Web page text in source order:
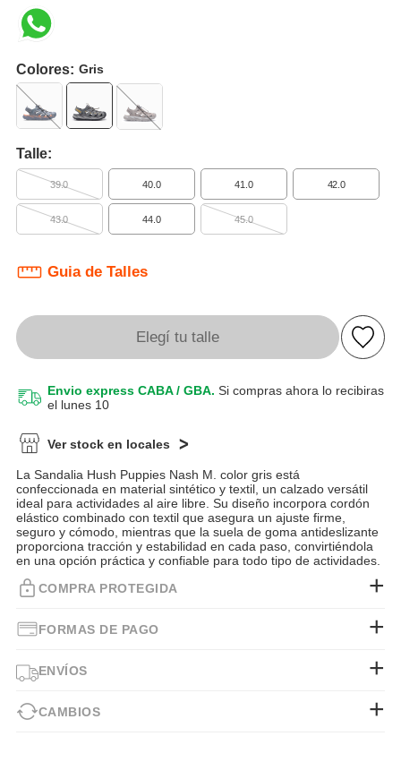
Colores: Gris
Talle:
39.0 40.0 41.0 42.0
43.0 44.0 45.0
Guia de Talles
Elegí tu talle
Envio express CABA / GBA. Si compras ahora lo recibiras
el lunes 10
Ver stock en locales
La Sandalia Hush Puppies Nash M. color gris está
confeccionada en material sintético y textil, un calzado versátil
ideal para actividades al aire libre. Su diseño incorpora cordón
elástico combinado con textil que asegura un ajuste firme,
seguro y cómodo, mientras que la suela de goma antideslizante
proporciona tracción y estabilidad en cada paso, convirtiéndola
en una opción práctica y confiable para todo tipo de actividades.
COMPRA PROTEGIDA
FORMAS DE PAGO
ENVÍOS
CAMBIOS